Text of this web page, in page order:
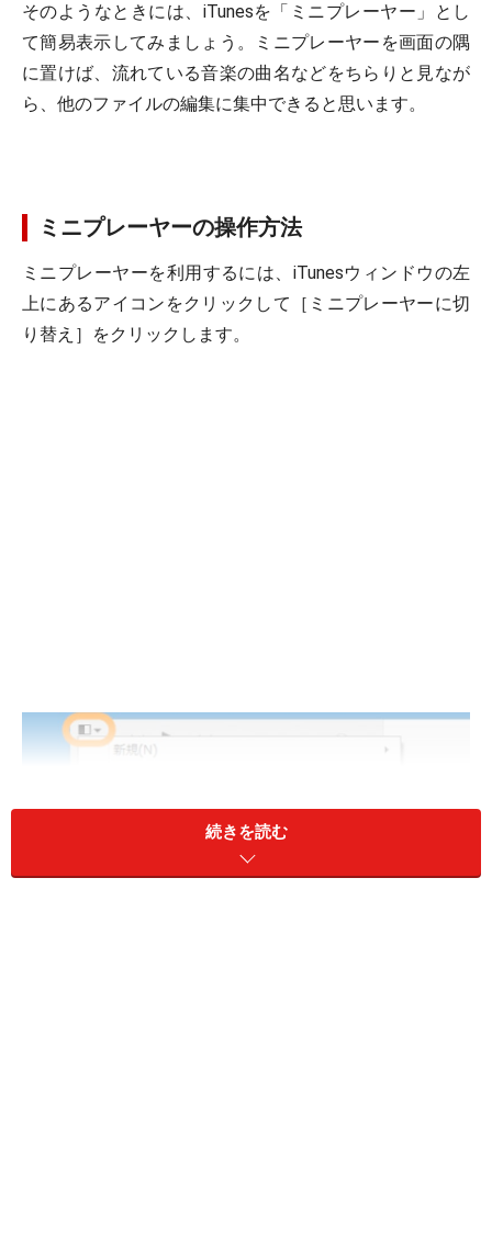
そのようなときには、iTunesを「ミニプレーヤー」とし
て簡易表示してみましょう。ミニプレーヤーを画面の隅
に置けば、流れている音楽の曲名などをちらりと見なが
ら、他のファイルの編集に集中できると思います。
ミニプレーヤーの操作方法
ミニプレーヤーを利用するには、iTunesウィンドウの左
上にあるアイコンをクリックして［ミニプレーヤーに切
り替え］をクリックします。
続きを読む